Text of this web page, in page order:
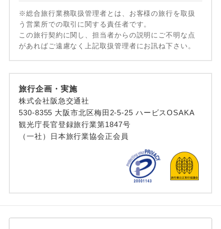
※総合旅行業務取扱管理者とは、お客様の旅行を取扱
う営業所での取引に関する責任者です。
この旅行契約に関し、担当者からの説明にご不明な点
があればご遠慮なく上記取扱管理者にお訊ね下さい。
旅行企画・実施
株式会社阪急交通社
530-8355 大阪市北区梅田2-5-25 ハービスOSAKA
観光庁長官登録旅行業第1847号
（一社）日本旅行業協会正会員